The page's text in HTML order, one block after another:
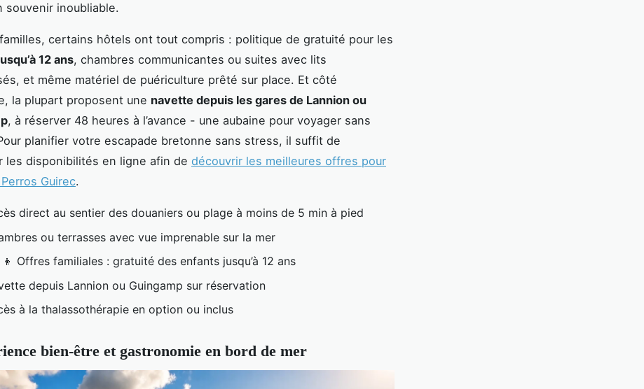
souvenir inoubliable.
certains hôtels ont tout compris : politique de gratuité pour les
12 ans, chambres communicantes ou suites avec lits
et même matériel de puériculture prêté sur place. Et côté
la plupart proposent une navette depuis les gares de Lannion ou
, à réserver 48 heures à l’avance - une aubaine pour voyager sans
planifier votre escapade bretonne sans stress, il suffit de
les disponibilités en ligne afin de découvrir les meilleures offres pour
Guirec.
direct au sentier des douaniers ou plage à moins de 5 min à pied
ou terrasses avec vue imprenable sur la mer
Offres familiales : gratuité des enfants jusqu’à 12 ans
depuis Lannion ou Guingamp sur réservation
à la thalassothérapie en option ou inclus
bien-être et gastronomie en bord de mer